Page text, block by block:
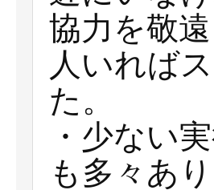
協力を敬
人いれば
た。
・少ない
も多々あ